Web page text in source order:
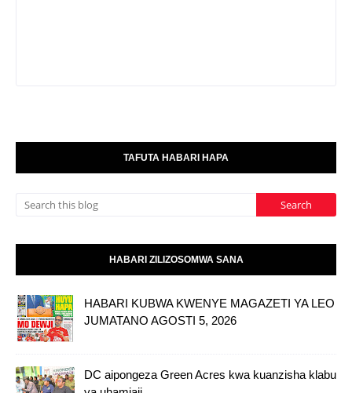
TAFUTA HABARI HAPA
HABARI ZILIZOSOMWA SANA
HABARI KUBWA KWENYE MAGAZETI YA LEO
JUMATANO AGOSTI 5, 2026
DC aipongeza Green Acres kwa kuanzisha klabu